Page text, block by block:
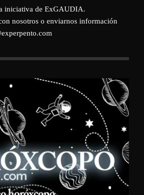
iniciativa de ExGAUDIA.
nosotros o enviarnos información